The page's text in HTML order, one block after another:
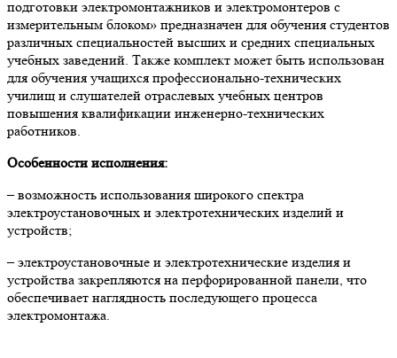
подготовки электромонтажников и электромонтеров с
измерительным блоком» предназначен для обучения студентов
различных специальностей высших и средних специальных
учебных заведений. Также комплект может быть использован
для обучения учащихся профессионально-технических
училищ и слушателей отраслевых учебных центров
повышения квалификации инженерно-технических
работников.
Особенности исполнения:
– возможность использования широкого спектра
электроустановочных и электротехнических изделий и
устройств;
– электроустановочные и электротехнические изделия и
устройства закрепляются на перфорированной панели, что
обеспечивает наглядность последующего процесса
электромонтажа.